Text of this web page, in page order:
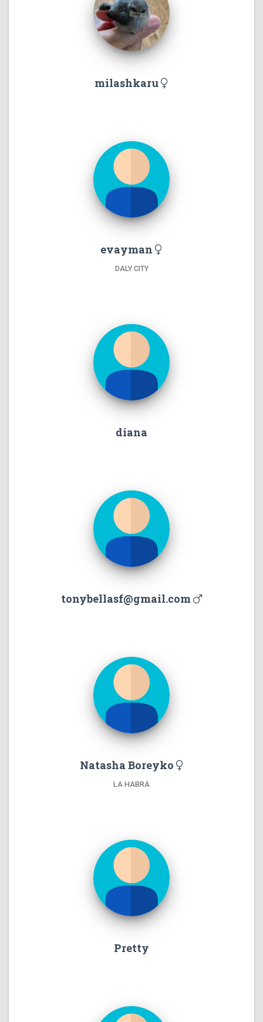
milashkaru
evayman
DALY CITY
diana
tonybellasf@gmail.com
Natasha Boreyko
LA HABRA
Pretty